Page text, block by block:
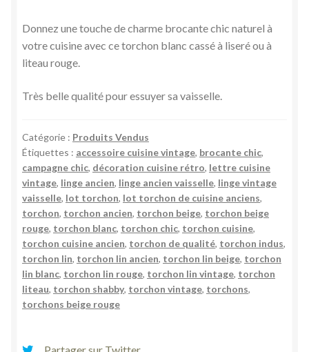
Donnez une touche de charme brocante chic naturel à
votre cuisine avec ce torchon blanc cassé à liseré ou à
liteau rouge.
Très belle qualité pour essuyer sa vaisselle.
Catégorie : Produits Vendus
Étiquettes : accessoire cuisine vintage, brocante chic,
campagne chic, décoration cuisine rétro, lettre cuisine
vintage, linge ancien, linge ancien vaisselle, linge vintage
vaisselle, lot torchon, lot torchon de cuisine anciens,
torchon, torchon ancien, torchon beige, torchon beige
rouge, torchon blanc, torchon chic, torchon cuisine,
torchon cuisine ancien, torchon de qualité, torchon indus,
torchon lin, torchon lin ancien, torchon lin beige, torchon
lin blanc, torchon lin rouge, torchon lin vintage, torchon
liteau, torchon shabby, torchon vintage, torchons,
torchons beige rouge